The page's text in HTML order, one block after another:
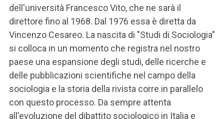
dell'università Francesco Vito, che ne sarà il
direttore fino al 1968. Dal 1976 essa è diretta da
Vincenzo Cesareo. La nascita di "Studi di Sociologia"
si colloca in un momento che registra nel nostro
paese una espansione degli studi, delle ricerche e
delle pubblicazioni scientifiche nel campo della
sociologia e la storia della rivista corre in parallelo
con questo processo. Da sempre attenta
all'evoluzione del dibattito sociologico in Italia e